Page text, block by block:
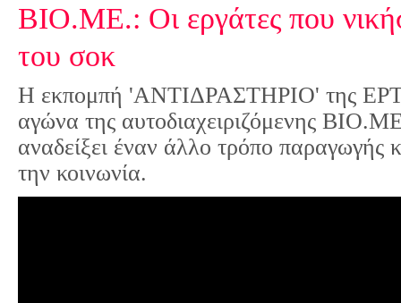
ΒΙΟ.ΜΕ.: Οι εργάτες που
του σοκ
Η εκπομπή 'ΑΝΤΙΔΡΑΣΤΗΡΙΟ' της
αγώνα της αυτοδιαχειριζόμενης
αναδείξει έναν άλλο τρόπο παραγωγής
την κοινωνία.